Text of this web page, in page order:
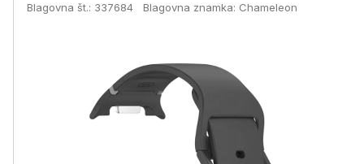
Blagovna št.: 337684 Blagovna znamka: Chameleon